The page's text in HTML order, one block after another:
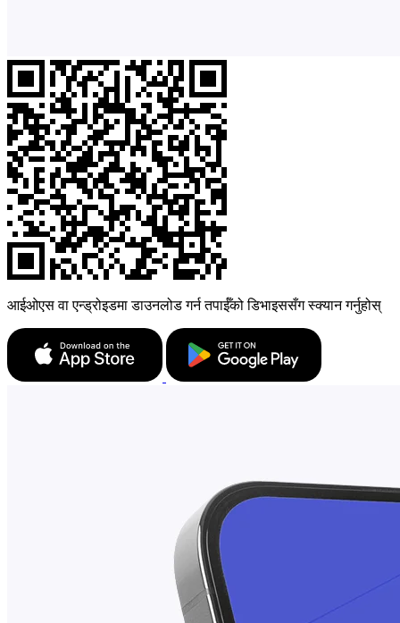
आईओएस वा एन्ड्रोइडमा डाउनलोड गर्न तपाईँको डिभाइससँग स्क्यान गर्नुहोस्